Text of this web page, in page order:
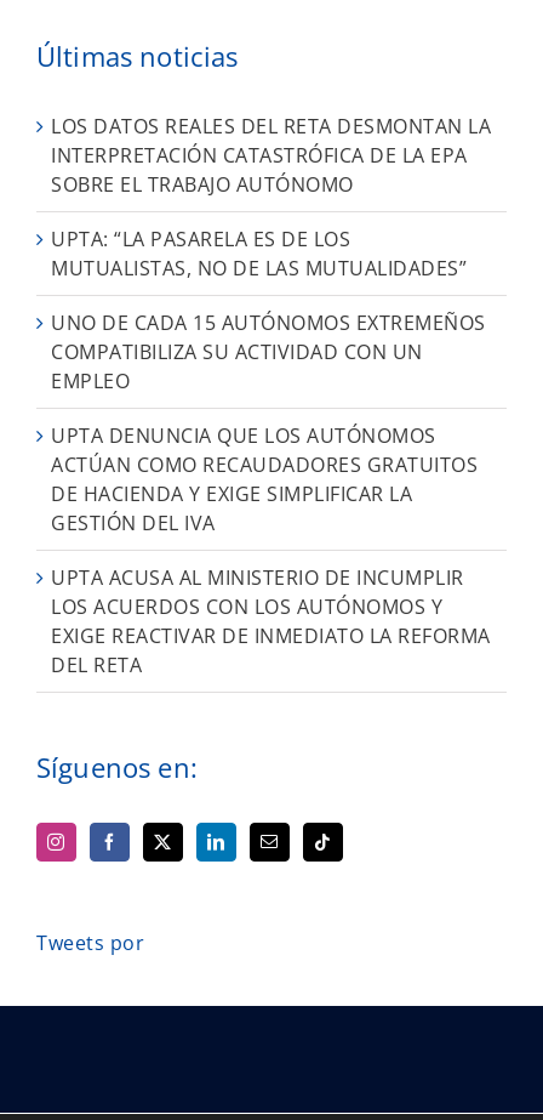
Últimas noticias
LOS DATOS REALES DEL RETA DESMONTAN LA
INTERPRETACIÓN CATASTRÓFICA DE LA EPA
SOBRE EL TRABAJO AUTÓNOMO
UPTA: “LA PASARELA ES DE LOS
MUTUALISTAS, NO DE LAS MUTUALIDADES”
UNO DE CADA 15 AUTÓNOMOS EXTREMEÑOS
COMPATIBILIZA SU ACTIVIDAD CON UN
EMPLEO
UPTA DENUNCIA QUE LOS AUTÓNOMOS
ACTÚAN COMO RECAUDADORES GRATUITOS
DE HACIENDA Y EXIGE SIMPLIFICAR LA
GESTIÓN DEL IVA
UPTA ACUSA AL MINISTERIO DE INCUMPLIR
LOS ACUERDOS CON LOS AUTÓNOMOS Y
EXIGE REACTIVAR DE INMEDIATO LA REFORMA
DEL RETA
Síguenos en:
Tweets por